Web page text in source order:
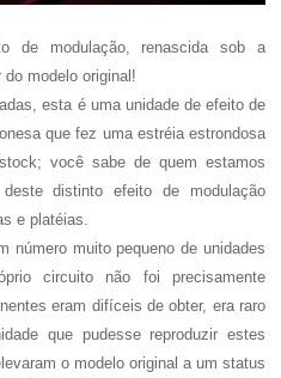
de modulação, renascida sob a
modelo original!
esta é uma unidade de efeito de
que fez uma estréia estrondosa
você sabe de quem estamos
distinto efeito de modulação
e platéias.
número muito pequeno de unidades
circuito não foi precisamente
eram difíceis de obter, era raro
que pudesse reproduzir estes
o modelo original a um status